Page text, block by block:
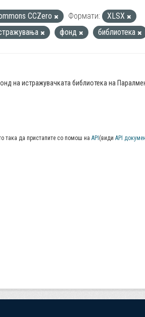
CCZero Формати:
XLSX
фонд библиотека
на истражувачката библиотека на
така да пристапите со помош на API (види API